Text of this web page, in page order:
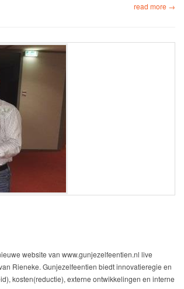
read more →
website van www.gunjezelfeentien.nl live
Rieneke. Gunjezelfeentien biedt innovatieregie en
kosten(reductie), externe ontwikkelingen en interne